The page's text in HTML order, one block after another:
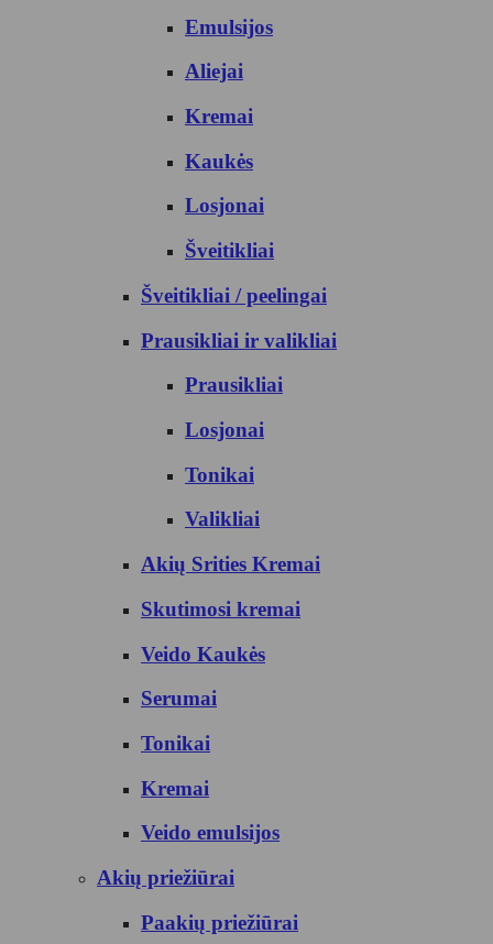
Emulsijos
Aliejai
Kremai
Kaukės
Losjonai
Šveitikliai
Šveitikliai / peelingai
Prausikliai ir valikliai
Prausikliai
Losjonai
Tonikai
Valikliai
Akių Srities Kremai
Skutimosi kremai
Veido Kaukės
Serumai
Tonikai
Kremai
Veido emulsijos
Akių priežiūrai
Paakių priežiūrai